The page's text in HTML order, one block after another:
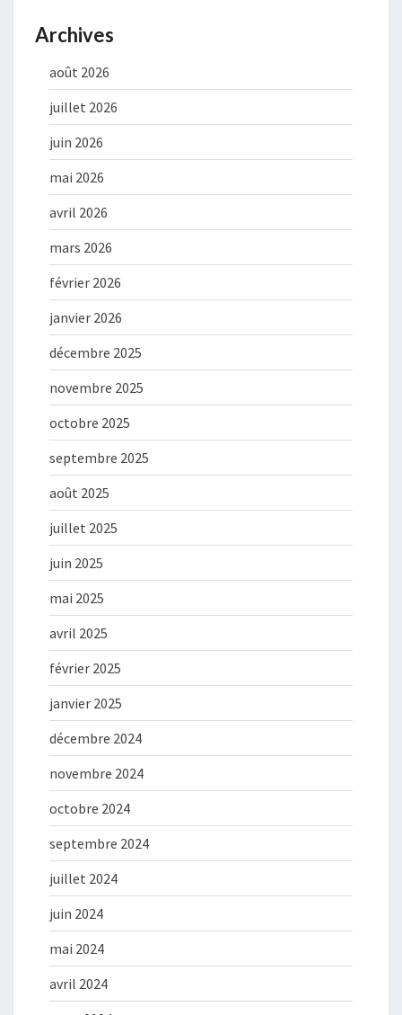
Archives
août 2026
juillet 2026
juin 2026
mai 2026
avril 2026
mars 2026
février 2026
janvier 2026
décembre 2025
novembre 2025
octobre 2025
septembre 2025
août 2025
juillet 2025
juin 2025
mai 2025
avril 2025
février 2025
janvier 2025
décembre 2024
novembre 2024
octobre 2024
septembre 2024
juillet 2024
juin 2024
mai 2024
avril 2024